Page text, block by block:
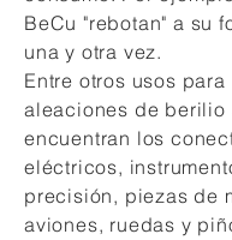
BeCu "rebotan" a su
una y otra vez.
Entre otros usos para
aleaciones de berilio
encuentran los
eléctricos,
precisión, piezas de
aviones, ruedas y